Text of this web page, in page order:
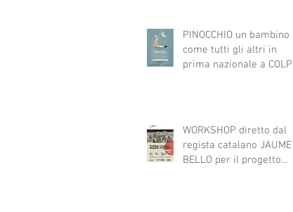
PINOCCHIO un bambino
come tutti gli altri in
prima nazionale a COLPI
WORKSHOP diretto dal
regista catalano JAUME
BELLO per il progetto